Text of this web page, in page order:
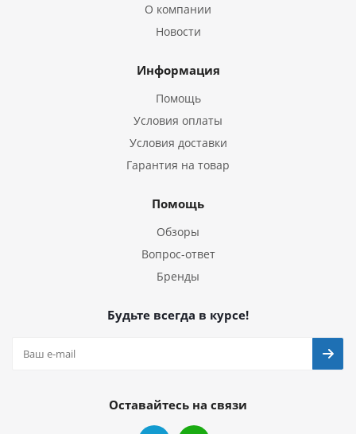
О компании
Новости
Информация
Помощь
Условия оплаты
Условия доставки
Гарантия на товар
Помощь
Обзоры
Вопрос-ответ
Бренды
Будьте всегда в курсе!
Оставайтесь на связи